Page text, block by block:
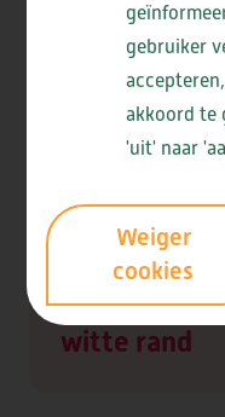
gebruiker
akkoord te
'uit' naar
Weiger
cookies
Logo's
Logo ViVa!
resolutie
Logo ViVa!
witte rand